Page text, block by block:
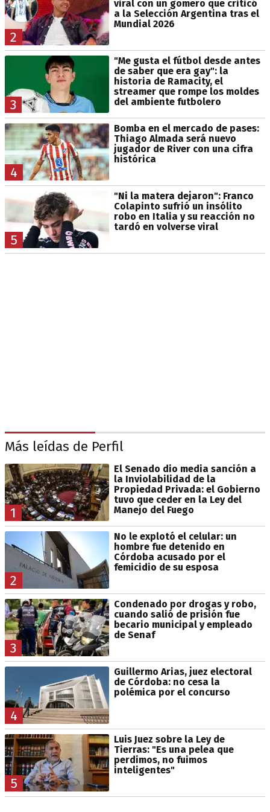
2
viral con un gomero que criticó
a la Selección Argentina tras el
Mundial 2026
3
"Me gusta el fútbol desde antes
de saber que era gay": la
historia de Ramacity, el
streamer que rompe los moldes
del ambiente futbolero
4
Bomba en el mercado de pases:
Thiago Almada será nuevo
jugador de River con una cifra
histórica
5
"Ni la matera dejaron": Franco
Colapinto sufrió un insólito
robo en Italia y su reacción no
tardó en volverse viral
Más leídas de Perfil
1
El Senado dio media sanción a
la Inviolabilidad de la
Propiedad Privada: el Gobierno
tuvo que ceder en la Ley del
Manejo del Fuego
2
No le explotó el celular: un
hombre fue detenido en
Córdoba acusado por el
femicidio de su esposa
3
Condenado por drogas y robo,
cuando salió de prisión fue
becario municipal y empleado
de Senaf
4
Guillermo Arias, juez electoral
de Córdoba: no cesa la
polémica por el concurso
5
Luis Juez sobre la Ley de
Tierras: "Es una pelea que
perdimos, no fuimos
inteligentes"